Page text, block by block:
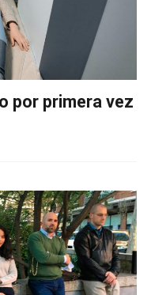
por primera vez